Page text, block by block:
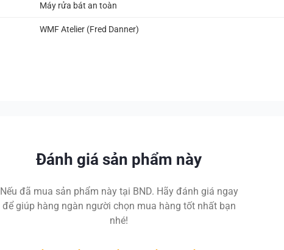
Máy rửa bát an toàn
WMF Atelier (Fred Danner)
Đánh giá sản phẩm này
Nếu đã mua sản phẩm này tại BND. Hãy đánh giá ngay
để giúp hàng ngàn người chọn mua hàng tốt nhất bạn
nhé!